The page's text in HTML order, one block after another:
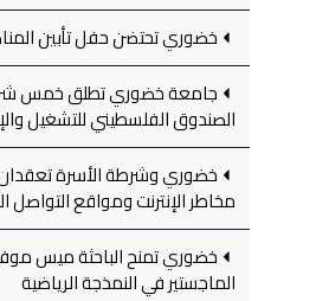
خضوري تحتضن حفل تأبين
جامعة خضوري تطلق خمس
الصندوق الفلسطيني للتشغيل
خضوري وشرطة الأسرة
مخاطر الإنترنت ومواقع التواصل
خضوري تمنح الباحثة ميس
الماجستير في النمذجة الرياضية